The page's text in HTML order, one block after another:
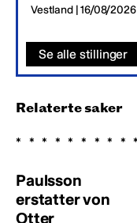
Vestland | 16/08/2026
Se alle stillinger
Relaterte saker
Paulsson
erstatter von
Otter